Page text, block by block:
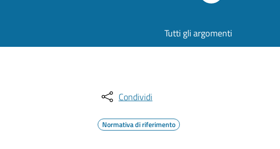
Tutti gli argomenti
Condividi
Normativa di riferimento